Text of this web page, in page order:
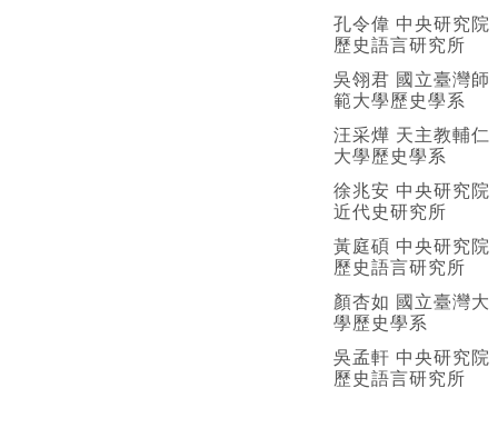
孔令偉 中央研究院
歷史語言研究所
吳翎君 國立臺灣師
範大學歷史學系
汪采燁 天主教輔仁
大學歷史學系
徐兆安 中央研究院
近代史研究所
黃庭碩 中央研究院
歷史語言研究所
顏杏如 國立臺灣大
學歷史學系
吳孟軒 中央研究院
歷史語言研究所